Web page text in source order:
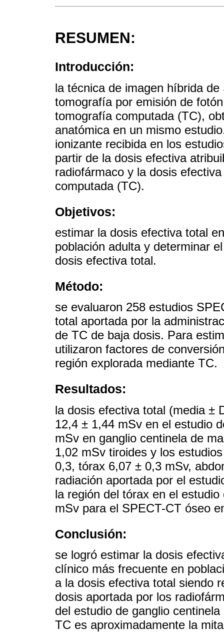
RESUMEN:
Introducción:
la técnica de imagen híbrida
tomografía por emisión de
tomografía computada (TC),
anatómica en un mismo
ionizante recibida en los
partir de la dosis efectiva
radiofármaco y la dosis
computada (TC).
Objetivos:
estimar la dosis efectiva total
población adulta y determinar
dosis efectiva total.
Método:
se evaluaron 258 estudios
total aportada por la
de TC de baja dosis. Para
utilizaron factores de
región explorada mediante TC.
Resultados:
la dosis efectiva total (media ±
12,4 ± 1,44 mSv en el estudio
mSv en ganglio centinela de
1,02 mSv tiroides y los
0,3, tórax 6,07 ± 0,3 mSv,
radiación aportada por el
la región del tórax en el
mSv para el SPECT-CT óseo
Conclusión:
se logró estimar la dosis
clínico más frecuente en
a la dosis efectiva total siendo
dosis aportada por los
del estudio de ganglio
TC es aproximadamente la